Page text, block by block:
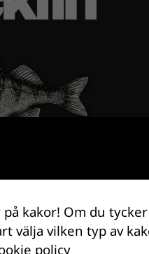
kakor! Om du
välja vilken typ av
policy